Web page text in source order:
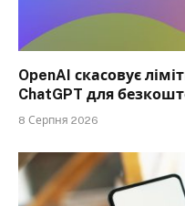
OpenAI скасовує
ChatGPT для
8 Серпня 2026